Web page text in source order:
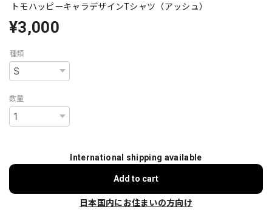
トモハッピーキャラデザインTシャツ（アッシュ）
¥3,000
種類
数量
International shipping available
Add to cart
日本国内にお住まいの方向け